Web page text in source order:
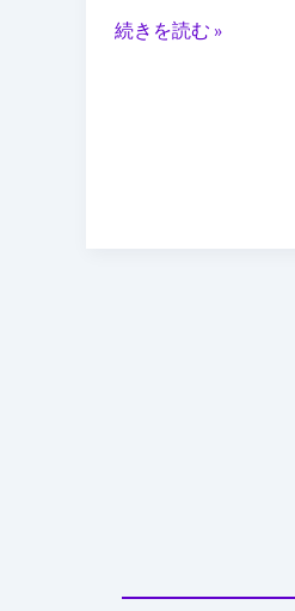
ス
マ
続きを読む »